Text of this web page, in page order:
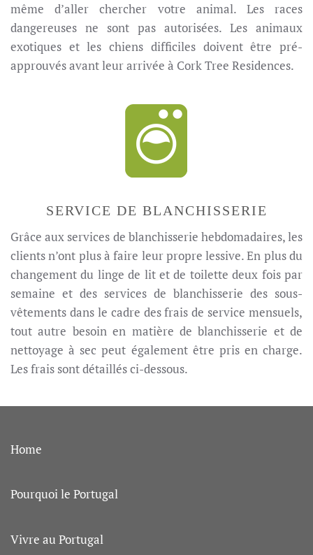
même d’aller chercher votre animal. Les races
dangereuses ne sont pas autorisées. Les animaux
exotiques et les chiens difficiles doivent être pré-
approuvés avant leur arrivée à Cork Tree Residences.
SERVICE DE BLANCHISSERIE
Grâce aux services de blanchisserie hebdomadaires, les
clients n’ont plus à faire leur propre lessive. En plus du
changement du linge de lit et de toilette deux fois par
semaine et des services de blanchisserie des sous-
vêtements dans le cadre des frais de service mensuels,
tout autre besoin en matière de blanchisserie et de
nettoyage à sec peut également être pris en charge.
Les frais sont détaillés ci-dessous.
Home
Pourquoi le Portugal
Vivre au Portugal